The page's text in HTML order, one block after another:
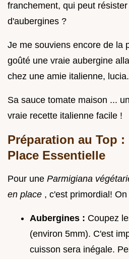
franchement, qui peut
d'aubergines ?
Je me souviens encore de la
goûté une vraie aubergine
chez une amie italienne, lucia.
Sa sauce tomate maison ...
vraie recette italienne facile !
Préparation au Top :
Place Essentielle
Pour une Parmigiana
en place , c'est primordial!
Aubergines : Coupez
(environ 5mm). C'est
cuisson sera inégale.